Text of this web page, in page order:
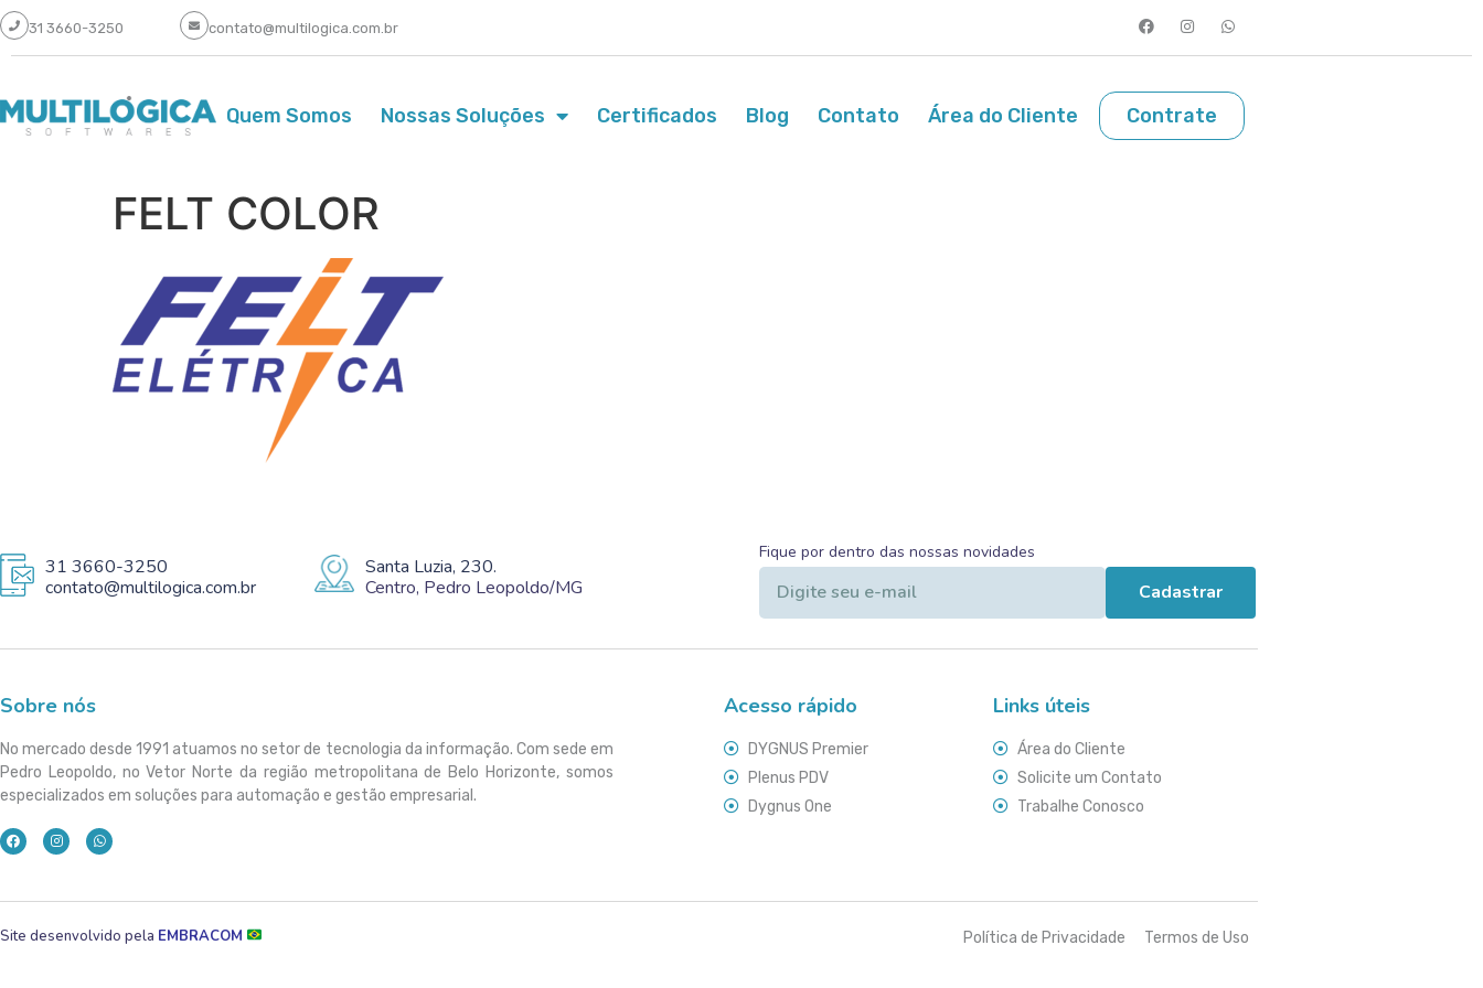
31 3660-3250 contato@multilogica.com.br
Quem Somos Nossas Soluções Certificados Blog Contato Área do Cliente Contrate
FELT COLOR
31 3660-3250
contato@multilogica.com.br
Santa Luzia, 230.
Centro, Pedro Leopoldo/MG
Fique por dentro das nossas novidades
Cadastrar
Sobre nós
No mercado desde 1991 atuamos no setor de tecnologia da informação. Com sede em
Pedro Leopoldo, no Vetor Norte da região metropolitana de Belo Horizonte, somos
especializados em soluções para automação e gestão empresarial.
Acesso rápido
DYGNUS Premier
Plenus PDV
Dygnus One
Links úteis
Área do Cliente
Solicite um Contato
Trabalhe Conosco
Site desenvolvido pela EMBRACOM Política de Privacidade Termos de Uso